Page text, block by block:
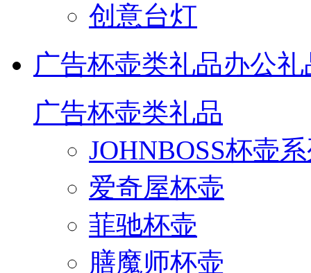
创意台灯
广告杯壶类礼品办公礼
广告杯壶类礼品
JOHNBOSS杯壶
爱奇屋杯壶
菲驰杯壶
膳魔师杯壶